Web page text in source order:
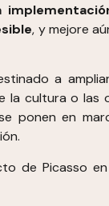
, y mejore
a
la cultura o las
ponen en
de Picasso